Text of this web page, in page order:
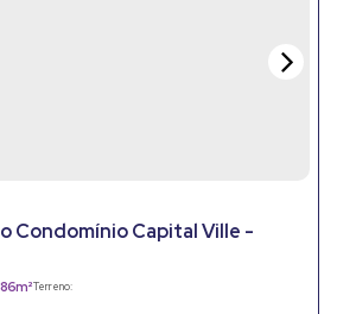
Condomínio Capital Ville -
Terreno: